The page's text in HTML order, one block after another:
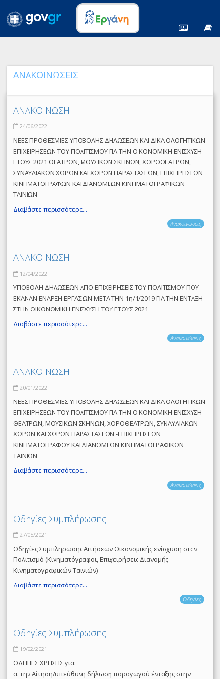
ΑΝΑΚΟΙΝΩΣΕΙΣ
ΑΝΑΚΟΙΝΩΣΗ
24/06/2022
ΝΕΕΣ ΠΡΟΘΕΣΜΙΕΣ ΥΠΟΒΟΛΗΣ ΔΗΛΩΣΕΩΝ ΚΑΙ ΔΙΚΑΙΟΛΟΓΗΤΙΚΩΝ
ΕΠΙΧΕΙΡΗΣΕΩΝ ΤΟΥ ΠΟΛΙΤΙΣΜΟΥ ΓΙΑ ΤΗΝ ΟΙΚΟΝΟΜΙΚΗ ΕΝΙΣΧΥΣΗ
ΕΤΟΥΣ 2021 ΘΕΑΤΡΩΝ, ΜΟΥΣΙΚΩΝ ΣΚΗΝΩΝ, ΧΟΡΟΘΕΑΤΡΩΝ,
ΣΥΝΑΥΛΙΑΚΩΝ ΧΩΡΩΝ ΚΑΙ ΧΩΡΩΝ ΠΑΡΑΣΤΑΣΕΩΝ, ΕΠΙΧΕΙΡΗΣΕΩΝ
ΚΙΝΗΜΑΤΟΓΡΑΦΩΝ ΚΑΙ ΔΙΑΝΟΜΕΩΝ ΚΙΝΗΜΑΤΟΓΡΑΦΙΚΩΝ
ΤΑΙΝΙΩΝ
Διαβάστε περισσότερα...
Ανακοινώσεις
ΑΝΑΚΟΙΝΩΣΗ
12/04/2022
ΥΠΟΒΟΛΗ ΔΗΛΩΣΕΩΝ ΑΠΟ ΕΠΙΧΕΙΡΗΣΕΙΣ ΤΟΥ ΠΟΛΙΤΙΣΜΟΥ ΠΟΥ
ΕΚΑΝΑΝ ΕΝΑΡΞΗ ΕΡΓΑΣΙΩΝ ΜΕΤΑ ΤΗΝ 1η/1/2019 ΓΙΑ ΤΗΝ ΕΝΤΑΞΗ
ΣΤΗΝ ΟΙΚΟΝΟΜΙΚΗ ΕΝΙΣΧΥΣΗ ΤΟΥ ΕΤΟΥΣ 2021
Διαβάστε περισσότερα...
Ανακοινώσεις
ΑΝΑΚΟΙΝΩΣΗ
20/01/2022
ΝΕΕΣ ΠΡΟΘΕΣΜΙΕΣ ΥΠΟΒΟΛΗΣ ΔΗΛΩΣΕΩΝ ΚΑΙ ΔΙΚΑΙΟΛΟΓΗΤΙΚΩΝ
ΕΠΙΧΕΙΡΗΣΕΩΝ ΤΟΥ ΠΟΛΙΤΙΣΜΟΥ ΓΙΑ ΤΗΝ ΟΙΚΟΝΟΜΙΚΗ ΕΝΙΣΧΥΣΗ
ΘΕΑΤΡΩΝ, ΜΟΥΣΙΚΩΝ ΣΚΗΝΩΝ, ΧΟΡΟΘΕΑΤΡΩΝ, ΣΥΝΑΥΛΙΑΚΩΝ
ΧΩΡΩΝ ΚΑΙ ΧΩΡΩΝ ΠΑΡΑΣΤΑΣΕΩΝ -ΕΠΙΧΕΙΡΗΣΕΩΝ
ΚΙΝΗΜΑΤΟΓΡΑΦΟΥ ΚΑΙ ΔΙΑΝΟΜΕΩΝ ΚΙΝΗΜΑΤΟΓΡΑΦΙΚΩΝ
ΤΑΙΝΙΩΝ
Διαβάστε περισσότερα...
Ανακοινώσεις
Οδηγίες Συμπλήρωσης
27/05/2021
Οδηγίες Συμπληρωσης Αιτήσεων Οικονομικής ενίσχυση στον
Πολιτισμό (Κινηματόγραφοι, Επιχειρήσεις Διανομής
Κινηματογραφικών Ταινιών)
Διαβάστε περισσότερα...
Οδηγίες
Οδηγίες Συμπλήρωσης
19/02/2021
ΟΔΗΓΙΕΣ ΧΡΗΣΗΣ για:
α. την Αίτηση/υπεύθυνη δήλωση παραγωγού ένταξης στην